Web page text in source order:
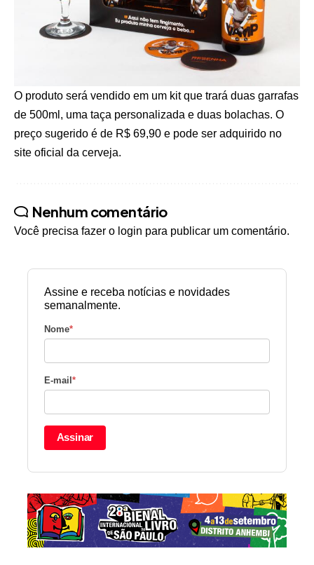
O produto será vendido em um kit que trará duas garrafas
de 500ml, uma taça personalizada e duas bolachas. O
preço sugerido é de R$ 69,90 e pode ser adquirido no
site oficial da cerveja.
Nenhum comentário
Você precisa fazer o login para publicar um comentário.
Assine e receba notícias e novidades
semanalmente.
Nome*
E-mail*
Assinar